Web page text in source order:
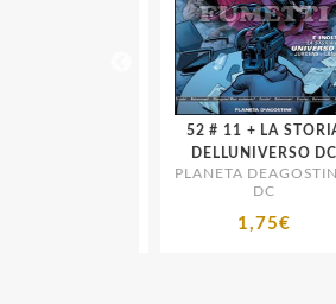
52 # 11 + LA STORIA
DELLUNIVERSO DC
PLANETA DEAGOSTINI -
DC
1,75€